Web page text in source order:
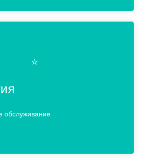
⭐️
обслуживание